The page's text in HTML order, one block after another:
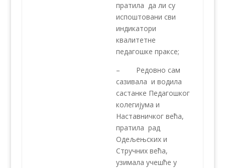
пратила да ли су
испоштовани сви
индикатори
квалитетне
педагошке праксе;
– Редовно сам
сазивала и водила
састанке Педагошког
колегијума и
Наставничког већа,
пратила рад
Одељењских и
Стручних већа,
узимала учешће у